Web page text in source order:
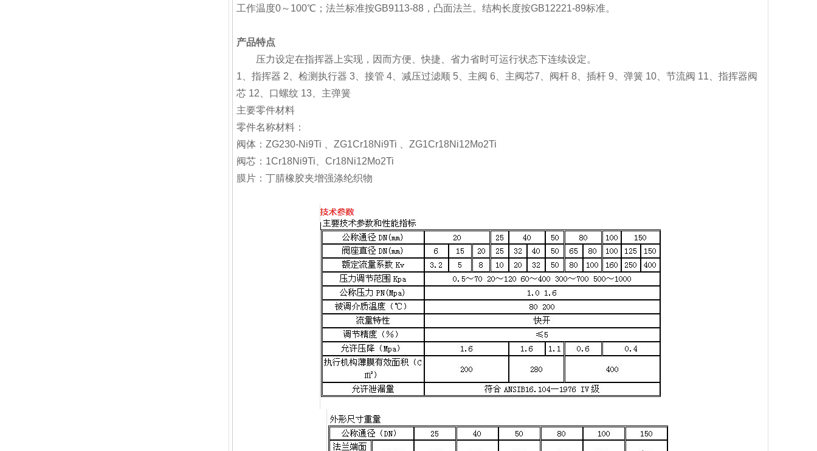
工作温度0～100℃；法兰标准按GB9113-88，凸面法兰。结构长度按GB12221-89标准。
产品特点
压力设定在指挥器上实现，因而方便、快捷、省力省时可运行状态下连续设定。
1、指挥器 2、检测执行器 3、接管 4、减压过滤顺 5、主阀 6、主阀芯7、阀杆 8、插杆 9、弹簧 10、节流阀 11、指挥器阀
芯 12、口螺纹 13、主弹簧
主要零件材料
零件名称材料：
阀体：ZG230-Ni9Ti 、ZG1Cr18Ni9Ti 、ZG1Cr18Ni12Mo2Ti
阀芯：1Cr18Ni9Ti、Cr18Ni12Mo2Ti
膜片：丁腈橡胶夹增强涤纶织物